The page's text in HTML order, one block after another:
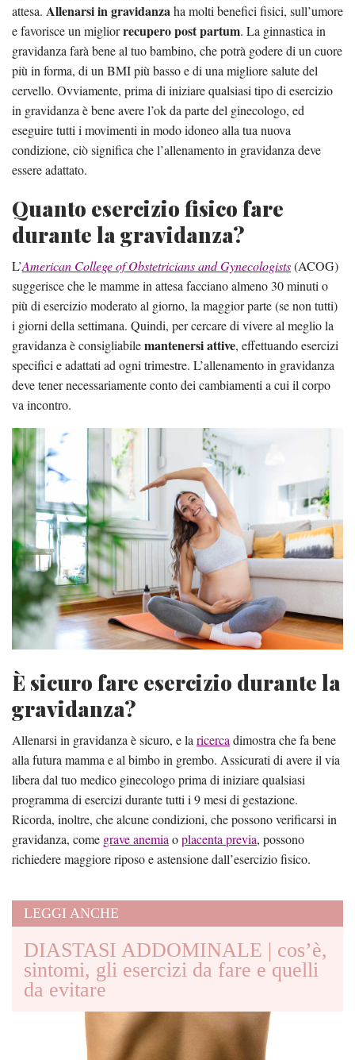
attesa. Allenarsi in gravidanzaha molti benefici fisici, sull’umore
e favorisce un migliorrecupero post partum. La ginnastica in
gravidanza farà bene al tuo bambino, che potrà godere di un cuore
più in forma, di un BMI più basso e di una migliore salute del
cervello. Ovviamente, prima di iniziare qualsiasi tipo di esercizio
in gravidanza è bene avere l’ok da parte del ginecologo, ed
eseguire tutti i movimenti in modo idoneo alla tua nuova
condizione, ciò significa che l’allenamento in gravidanza deve
essere adattato.
Quanto esercizio fisico fare
durante la gravidanza?
L’American College of Obstetricians and Gynecologists(ACOG)
suggerisce che le mamme in attesa facciano almeno 30 minuti o
più di esercizio moderato al giorno, la maggior parte (se non tutti)
i giorni della settimana. Quindi, per cercare di vivere al meglio la
gravidanza è consigliabilemantenersi attive, effettuando esercizi
specifici e adattati ad ogni trimestre. L’allenamento in gravidanza
deve tener necessariamente conto dei cambiamenti a cui il corpo
va incontro.
È sicuro fare esercizio durante la
gravidanza?
Allenarsi in gravidanza è sicuro, e la ricerca dimostra che fa bene
alla futura mamma e al bimbo in grembo. Assicurati di avere il via
libera dal tuo medico ginecologo prima di iniziare qualsiasi
programma di esercizi durante tutti i 9 mesi di gestazione.
Ricorda, inoltre, che alcune condizioni, che possono verificarsi in
gravidanza, come grave anemia oplacenta previa, possono
richiedere maggiore riposo e astensione dall’esercizio fisico.
LEGGI ANCHE
DIASTASI ADDOMINALE | cos’è,
sintomi, gli esercizi da fare e quelli
da evitare